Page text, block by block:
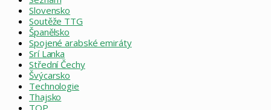
Slovensko
Soutěže TTG
Španělsko
Spojené arabské emiráty
Srí Lanka
Střední Čechy
Švýcarsko
Technologie
Thajsko
TOP